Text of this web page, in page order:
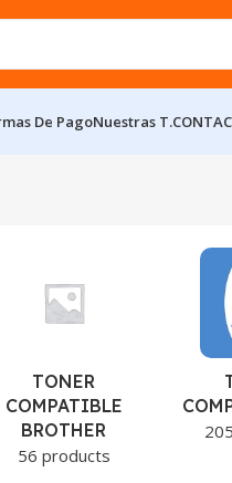
De PagoNuestras T.
TONER
COMPATIBLE
BROTHER
56 products